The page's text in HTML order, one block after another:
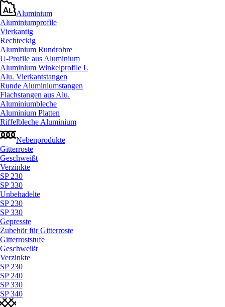
Aluminium
Aluminiumprofile
Vierkantig
Rechteckig
Aluminium Rundrohre
U-Profile aus Aluminium
Aluminium Winkelprofile L
Alu. Vierkantstangen
Runde Aluminiumstangen
Flachstangen aus Alu.
Aluminiumbleche
Aluminium Platten
Riffelbleche Aluminium
Nebenprodukte
Gitterroste
Geschweißt
Verzinkte
SP 230
SP 330
Unbehadelte
SP 230
SP 330
Gepresste
Zubehör für Gitterroste
Gitterroststufe
Geschweißt
Verzinkte
SP 230
SP 240
SP 330
SP 340